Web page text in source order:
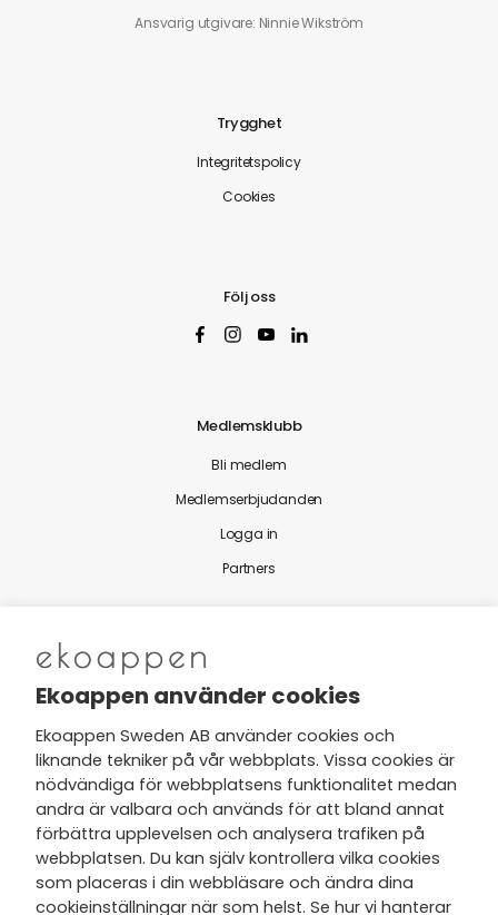
Ansvarig utgivare: Ninnie Wikström
Trygghet
Integritetspolicy
Cookies
Följ oss
Medlemsklubb
Bli medlem
Medlemserbjudanden
Logga in
Partners
Nytt från Ekoappen
Jag har tagit del av Ekoappens
personuppgifts- och
integritetspolicyoch tar gärna del
av nyheter, hälsotips och exklusiva
erbjudanden via min e-post.
Ekoappen använder cookies
Ekoappen Sweden AB använder cookies och
liknande tekniker på vår webbplats. Vissa cookies är
nödvändiga för webbplatsens funktionalitet medan
andra är valbara och används för att bland annat
förbättra upplevelsen och analysera trafiken på
webbplatsen. Du kan själv kontrollera vilka cookies
som placeras i din webbläsare och ändra dina
cookieinställningar när som helst. Se hur vi hanterar